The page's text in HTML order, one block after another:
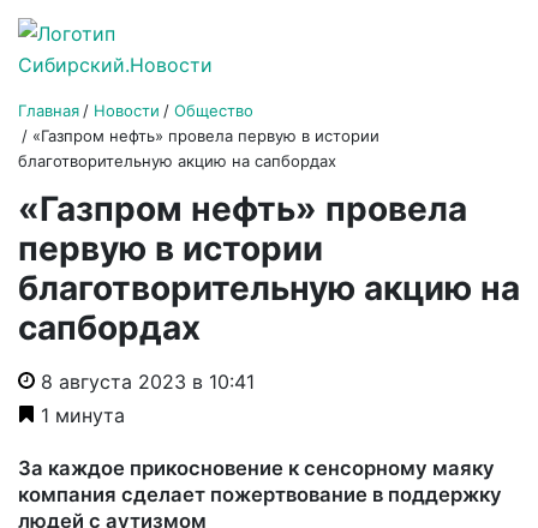
Главная Новости
Общество
«Газпром нефть» провела первую в истории
благотворительную акцию на сапбордах
«Газпром нефть» провела
первую в истории
благотворительную акцию на
сапбордах
8 августа 2023 в 10:41
1 минута
За каждое прикосновение к сенсорному маяку
компания сделает пожертвование в поддержку
людей с аутизмом